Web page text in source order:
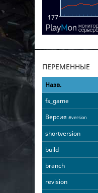
ПЕРЕМЕННЫЕ
Назв.
fs_game
Версия #version
shortversion
build
branch
revision